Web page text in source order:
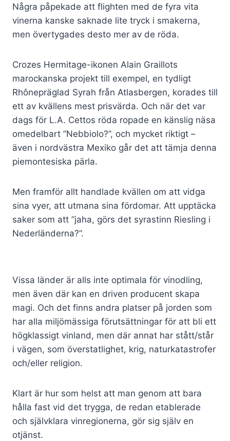
Några påpekade att flighten med de fyra vita
vinerna kanske saknade lite tryck i smakerna,
men övertygades desto mer av de röda.
Crozes Hermitage-ikonen Alain Graillots
marockanska projekt till exempel, en tydligt
Rhônepräglad Syrah från Atlasbergen, korades till
ett av kvällens mest prisvärda. Och när det var
dags för L.A. Cettos röda ropade en känslig näsa
omedelbart ”Nebbiolo?”, och mycket riktigt –
även i nordvästra Mexiko går det att tämja denna
piemontesiska pärla.
Men framför allt handlade kvällen om att vidga
sina vyer, att utmana sina fördomar. Att upptäcka
saker som att ”jaha, görs det syrastinn Riesling i
Nederländerna?”.
Vissa länder är alls inte optimala för vinodling,
men även där kan en driven producent skapa
magi. Och det finns andra platser på jorden som
har alla miljömässiga förutsättningar för att bli ett
högklassigt vinland, men där annat har stått/står
i vägen, som överstatlighet, krig, naturkatastrofer
och/eller religion.
Klart är hur som helst att man genom att bara
hålla fast vid det trygga, de redan etablerade
och självklara vinregionerna, gör sig själv en
otjänst.